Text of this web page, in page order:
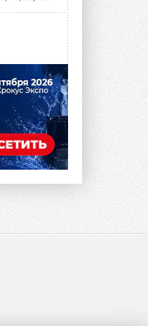
жары ...
ИИ-дата-
...
внесли
продаж